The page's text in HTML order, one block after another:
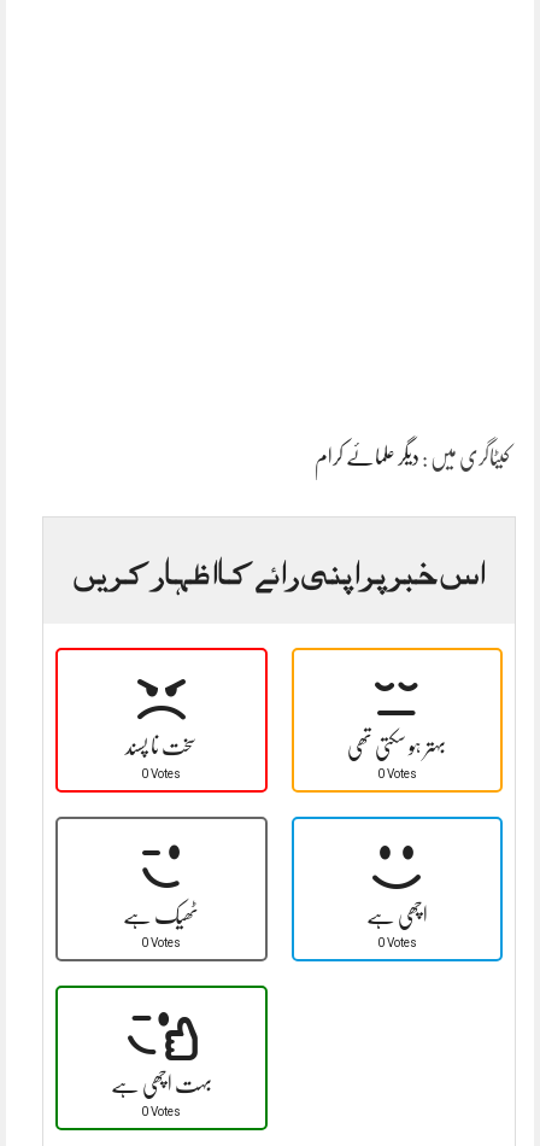
کیٹاگری میں : دیگر علمائے کرام
اس خبر پر اپنی رائے کا اظہار کریں
سخت نا پسند
0 Votes
بہتر ہو سکتی تھی
0 Votes
ٹھیک ہے
0 Votes
اچھی ہے
0 Votes
بہت اچھی ہے
0 Votes